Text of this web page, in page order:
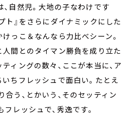
自然児。大地の子なわけです
ト』をさらにダイナミックにした
っこ＆なんなら力比べシーン。
人間とのタイマン勝負を成り立た
ィングの数々、ここが本当に、ア
いちフレッシュで面白い。たとえ
う、とかいう、そのセッティン
レッシュで、秀逸です。